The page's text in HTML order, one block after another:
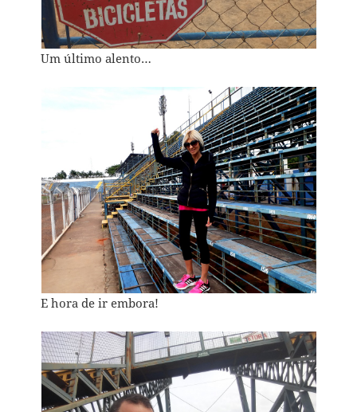
Um último alento…
E hora de ir embora!